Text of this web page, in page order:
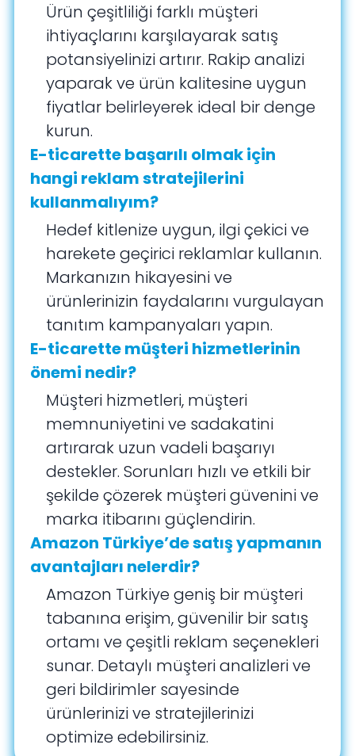
Ürün çeşitliliği farklı müşteri
ihtiyaçlarını karşılayarak satış
potansiyelinizi artırır. Rakip analizi
yaparak ve ürün kalitesine uygun
fiyatlar belirleyerek ideal bir denge
kurun.
E-ticarette başarılı olmak için
hangi reklam stratejilerini
kullanmalıyım?
Hedef kitlenize uygun, ilgi çekici ve
harekete geçirici reklamlar kullanın.
Markanızın hikayesini ve
ürünlerinizin faydalarını vurgulayan
tanıtım kampanyaları yapın.
E-ticarette müşteri hizmetlerinin
önemi nedir?
Müşteri hizmetleri, müşteri
memnuniyetini ve sadakatini
artırarak uzun vadeli başarıyı
destekler. Sorunları hızlı ve etkili bir
şekilde çözerek müşteri güvenini ve
marka itibarını güçlendirin.
Amazon Türkiye’de satış yapmanın
avantajları nelerdir?
Amazon Türkiye geniş bir müşteri
tabanına erişim, güvenilir bir satış
ortamı ve çeşitli reklam seçenekleri
sunar. Detaylı müşteri analizleri ve
geri bildirimler sayesinde
ürünlerinizi ve stratejilerinizi
optimize edebilirsiniz.